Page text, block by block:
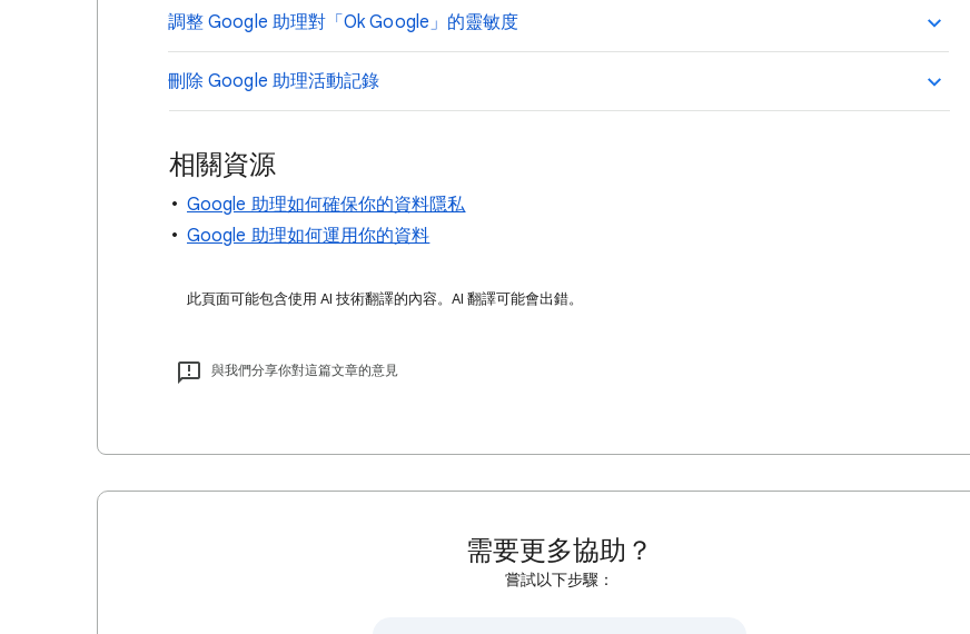
調整 Google 助理對「Ok Google」的靈敏度
刪除 Google 助理活動記錄
相關資源
Google 助理如何確保你的資料隱私
Google 助理如何運用你的資料
此頁面可能包含使用 AI 技術翻譯的內容。AI 翻譯可能會出錯。
與我們分享你對這篇文章的意見
需要更多協助？
嘗試以下步驟：